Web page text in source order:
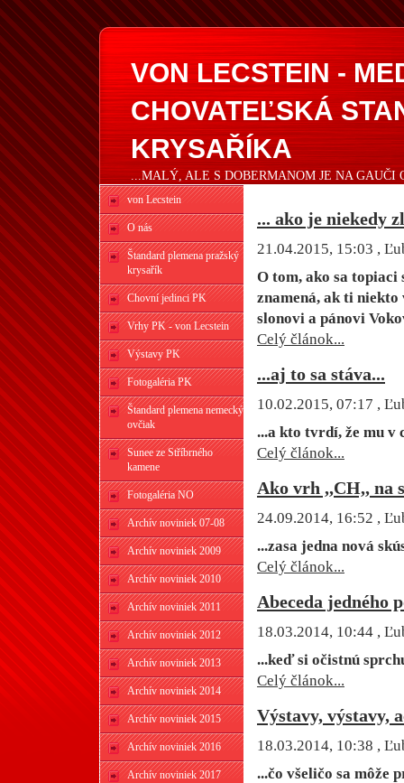
VON LECSTEIN -
CHOVATEĽSKÁ
KRYSAŘÍKA
...MALÝ, ALE S DOBERMANOM JE NA GAUČI
von Lecstein
O nás
Štandard plemena pražský
krysařík
Chovní jedinci PK
Vrhy PK - von Lecstein
Výstavy PK
Fotogaléria PK
Štandard plemena nemecký
ovčiak
Sunee ze Stříbrného
kamene
Fotogaléria NO
Archív noviniek 07-08
Archív noviniek 2009
Archív noviniek 2010
Archív noviniek 2011
Archív noviniek 2012
Archív noviniek 2013
Archív noviniek 2014
Archív noviniek 2015
Archív noviniek 2016
Archív noviniek 2017
... ako je niekedy
21.04.2015, 15:03 ,
O tom, ako sa
znamená, ak ti
slonovi a pánovi
Celý článok...
...aj to sa stáva...
10.02.2015, 07:17 ,
...a kto tvrdí, že mu v
Celý článok...
Ako vrh ,,CH,, na
24.09.2014, 16:52 ,
...zasa jedna nová
Celý článok...
Abeceda jedného
18.03.2014, 10:44 ,
...keď si očistnú
Celý článok...
Výstavy, výstavy,
18.03.2014, 10:38 ,
...čo všeličo sa môže